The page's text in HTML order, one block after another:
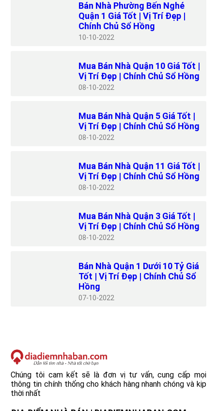
Bán Nhà Phường Bến Nghé
Quận 1 Giá Tốt | Vị Trí Đẹp |
Chính Chủ Sổ Hồng
10 10-2022
Mua Bán Nhà Quận 10 Giá Tốt |
Vị Trí Đẹp | Chính Chủ Sổ Hồng
08 10-2022
Mua Bán Nhà Quận 5 Giá Tốt |
Vị Trí Đẹp | Chính Chủ Sổ Hồng
08 10-2022
Mua Bán Nhà Quận 11 Giá Tốt |
Vị Trí Đẹp | Chính Chủ Sổ Hồng
08 10-2022
Mua Bán Nhà Quận 3 Giá Tốt |
Vị Trí Đẹp | Chính Chủ Sổ Hồng
08 10-2022
Bán Nhà Quận 1 Dưới 10 Tỷ Giá
Tốt | Vị Trí Đẹp | Chính Chủ Sổ
Hồng
07 10-2022
Chúng tôi cam kết sẽ là đơn vị tư vấn, cung cấp mọi
thông tin chính thống cho khách hàng nhanh chóng và kịp
thời nhất